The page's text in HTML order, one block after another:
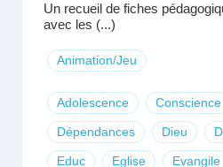
Un recueil de fiches
avec les (...)
Animation/Jeu
Adolescence Conscience
Dépendances Dieu
Educ Eglise Evangile